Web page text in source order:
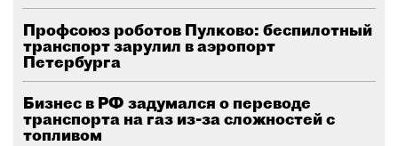
Профсоюз роботов Пулково: беспилотный
транспорт зарулил в аэропорт
Петербурга
Бизнес в РФ задумался о переводе
транспорта на газ из-за сложностей с
топливом